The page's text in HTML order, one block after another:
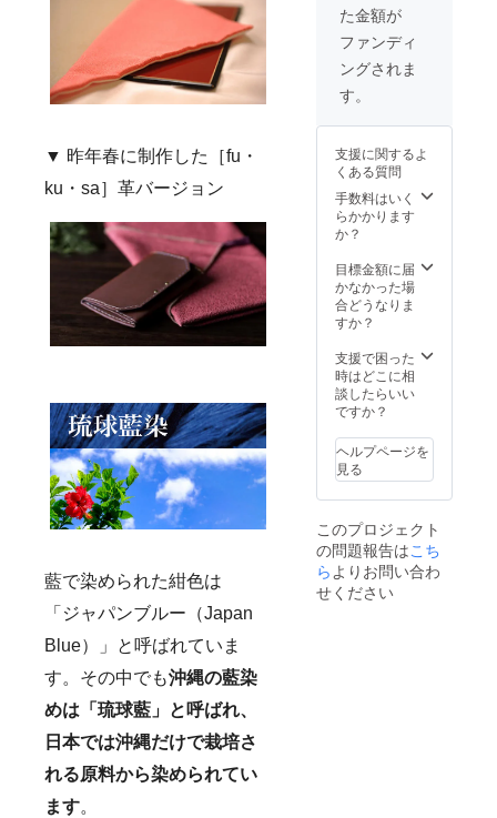
▼ 昨年春に制作した［fu・
ku・sa］革バージョン
藍で染められた紺色は
「ジャパンブルー（Japan
Blue）」と呼ばれていま
す。その中でも沖縄の藍染
めは「琉球藍」と呼ばれ、
日本では沖縄だけで栽培さ
れる原料から染められてい
ます。
た金額が
ファンディ
ングされま
す。
支援に関するよ
くある質問
手数料はいく
らかかります
か？
目標金額に届
かなかった場
合どうなりま
すか？
支援で困った
時はどこに相
談したらいい
ですか？
ヘルプページを
見る
このプロジェクト
の問題報告はこち
ら よりお問い合わ
せください